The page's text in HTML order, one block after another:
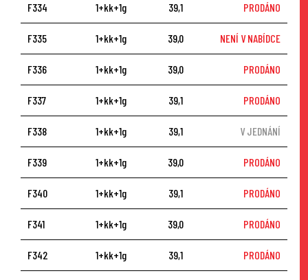
F334 1+kk+1g 39,1 PRODÁNO
F335 1+kk+1g 39,0 NENÍ V NABÍDCE
F336 1+kk+1g 39,0 PRODÁNO
F337 1+kk+1g 39,1 PRODÁNO
F338 1+kk+1g 39,1 V JEDNÁNÍ
F339 1+kk+1g 39,0 PRODÁNO
F340 1+kk+1g 39,1 PRODÁNO
F341 1+kk+1g 39,0 PRODÁNO
F342 1+kk+1g 39,1 PRODÁNO